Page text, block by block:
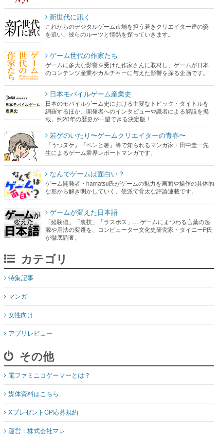
新世代に訊く
これからのデジタルゲーム市場を担う若きクリエイター達の姿
を追い、彼らのルーツと情熱を探っていきます。
ゲーム世代の作家たち
ゲームに多大な影響を受けた作家さんに取材し、ゲームが日本
のコンテンツ産業やカルチャーに与えた影響を探る企画です。
日本モバイルゲーム産業史
日本のモバイルゲーム史における主要なトピック・タイトルを
網羅するほか、開発者へのインタビューや識者による解説を掲
載。約20年の歴史が一望できる決定版！
若ゲのいたり〜ゲームクリエイターの青春〜
『うつヌケ』『ペンと箸』等で知られるマンガ家・田中圭一先
生によるゲーム業界レポートマンガです。
なんでゲームは面白い？
ゲーム開発者・hamatsu氏がゲームの魅力を画面や操作の具体的
な形から解き明かしていく、硬派で骨太な評論連載です。
ゲームが変えた日本語
「経験値」「裏技」「ラスボス」… ゲームにまつわる言葉の起
源や用法の変遷を、コンピューター文化史研究家・タイニーP氏
が徹底調査。
カテゴリ
特集記事
マンガ
女性向け
アプリレビュー
その他
電ファミニコゲーマーとは？
媒体資料はこちら
XプレゼントCP応募規約
運営：株式会社マレ